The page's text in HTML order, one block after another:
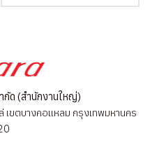
฿690.00.฿520.00.
กัด (สำนักงานใหญ่)
ขตบางคอแหลม กรุงเทพมหานคร